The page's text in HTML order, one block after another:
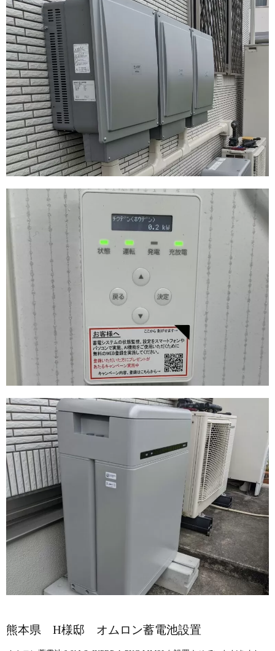
熊本県 H様邸 オムロン蓄電池設置